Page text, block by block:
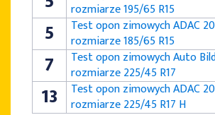
rozmiarze 195/65 R15
5
Test opon zimowych ADAC
rozmiarze 185/65 R15
7
Test opon zimowych Auto
rozmiarze 225/45 R17
13
Test opon zimowych ADAC
rozmiarze 225/45 R17 H